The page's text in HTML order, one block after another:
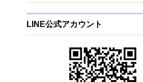
LINE公式アカウント